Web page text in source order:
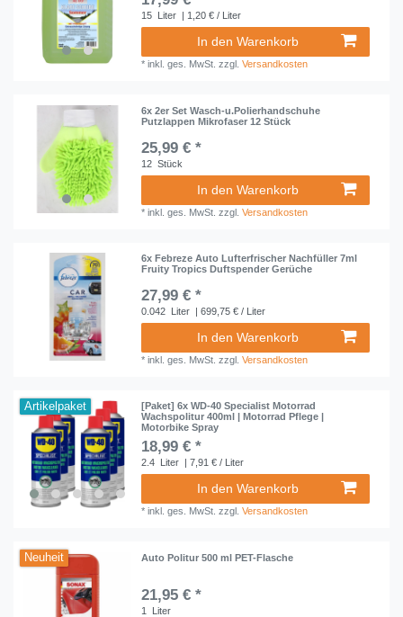
15 Liter | 1,20 € / Liter
In den Warenkorb
*inkl. ges. MwSt. zzgl.Versandkosten
6x 2er Set Wasch-u.Polierhandschuhe
Putzlappen Mikrofaser 12 Stück
25,99 € *
12 Stück
In den Warenkorb
*inkl. ges. MwSt. zzgl.Versandkosten
6x Febreze Auto Lufterfrischer Nachfüller 7ml
Fruity Tropics Duftspender Gerüche
27,99 € *
0.042 Liter | 699,75 € / Liter
In den Warenkorb
*inkl. ges. MwSt. zzgl.Versandkosten
Artikelpaket
[Paket] 6x WD-40 Specialist Motorrad
Wachspolitur 400ml | Motorrad Pflege |
Motorbike Spray
18,99 € *
2.4 Liter | 7,91 € / Liter
In den Warenkorb
*inkl. ges. MwSt. zzgl.Versandkosten
Neuheit Auto Politur 500 ml PET-Flasche
21,95 € *
1 Liter